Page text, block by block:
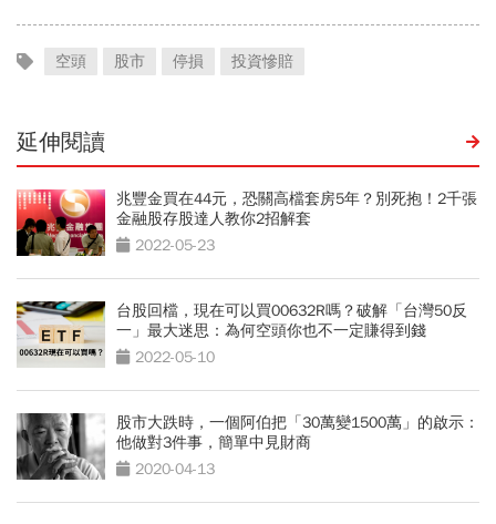
空頭 股市 停損 投資慘賠
延伸閱讀
兆豐金買在44元，恐關高檔套房5年？別死抱！2千張
金融股存股達人教你2招解套
2022-05-23
台股回檔，現在可以買00632R嗎？破解「台灣50反
一」最大迷思：為何空頭你也不一定賺得到錢
2022-05-10
股市大跌時，一個阿伯把「30萬變1500萬」的啟示：
他做對3件事，簡單中見財商
2020-04-13